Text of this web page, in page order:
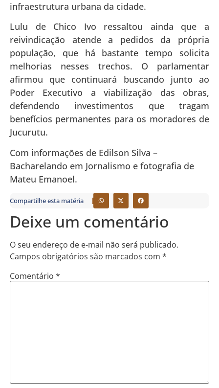
infraestrutura urbana da cidade.
Lulu de Chico Ivo ressaltou ainda que a
reivindicação atende a pedidos da própria
população, que há bastante tempo solicita
melhorias nesses trechos. O parlamentar
afirmou que continuará buscando junto ao
Poder Executivo a viabilização das obras,
defendendo investimentos que tragam
benefícios permanentes para os moradores de
Jucurutu.
Com informações de Edilson Silva –
Bacharelando em Jornalismo e fotografia de
Mateu Emanoel.
Compartilhe esta matéria
Deixe um comentário
O seu endereço de e-mail não será publicado.
Campos obrigatórios são marcados com *
Comentário *